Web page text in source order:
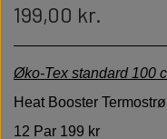
199,00 kr.
Øko-Tex standard 100
Heat Booster
12 Par 199 kr